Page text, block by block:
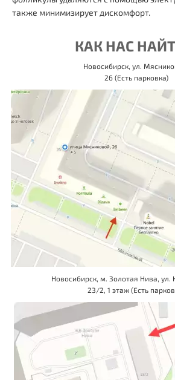
также минимизирует дискомфорт.
КАК НАС
Новосибирск, ул.
26 (Есть парковка)
Новосибирск, м. Золотая Нива, ул.
23/2, 1 этаж (Есть